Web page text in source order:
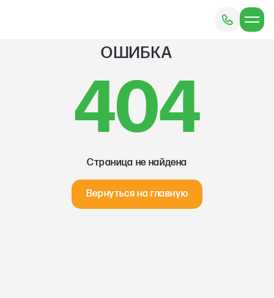
ОШИБКА
404
Страница не найдена
Вернуться на главную